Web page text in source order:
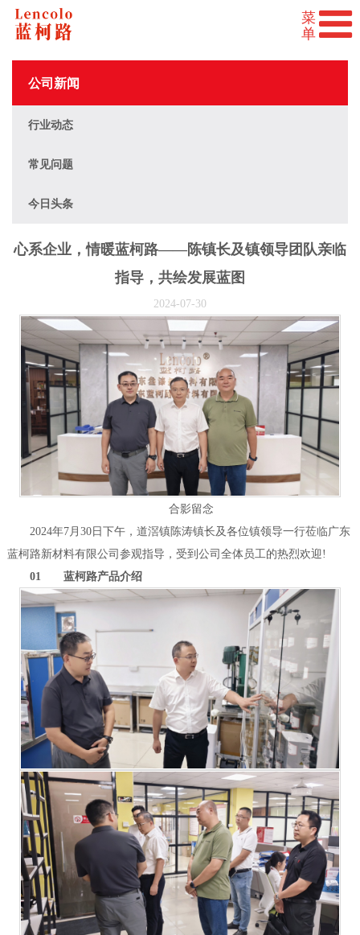
公司新闻
行业动态
常见问题
今日头条
心系企业，情暖蓝柯路——陈镇长及镇领导团队亲临
指导，共绘发展蓝图
2024-07-30
合影留念
2024年7月30日下午，道滘镇陈涛镇长及各位镇领导一行莅临广东
蓝柯路新材料有限公司参观指导，受到公司全体员工的热烈欢迎!
01 蓝柯路产品介绍